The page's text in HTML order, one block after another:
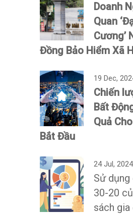
Doanh
Quan
Cương’
Đồng Bảo Hiểm Xã
19 Dec,
Chiến
Bất
Quả
Bắt Đầu
24 Jul, 2024
Sử
30-20
sách gia